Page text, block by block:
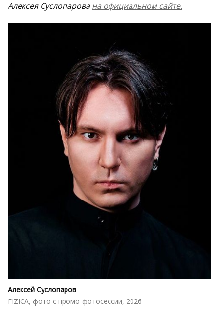
Алексея Суслопарована официальном сайте.
Алексей Суслопаров
FIZICA, фото с промо-фотосессии, 2026